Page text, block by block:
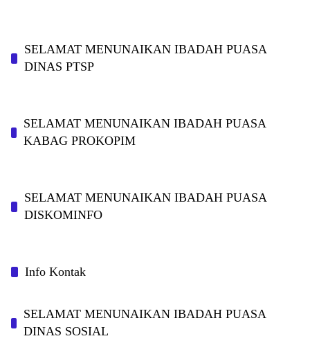
SELAMAT MENUNAIKAN IBADAH PUASA
DINAS PTSP
SELAMAT MENUNAIKAN IBADAH PUASA
KABAG PROKOPIM
SELAMAT MENUNAIKAN IBADAH PUASA
DISKOMINFO
Info Kontak
SELAMAT MENUNAIKAN IBADAH PUASA
DINAS SOSIAL